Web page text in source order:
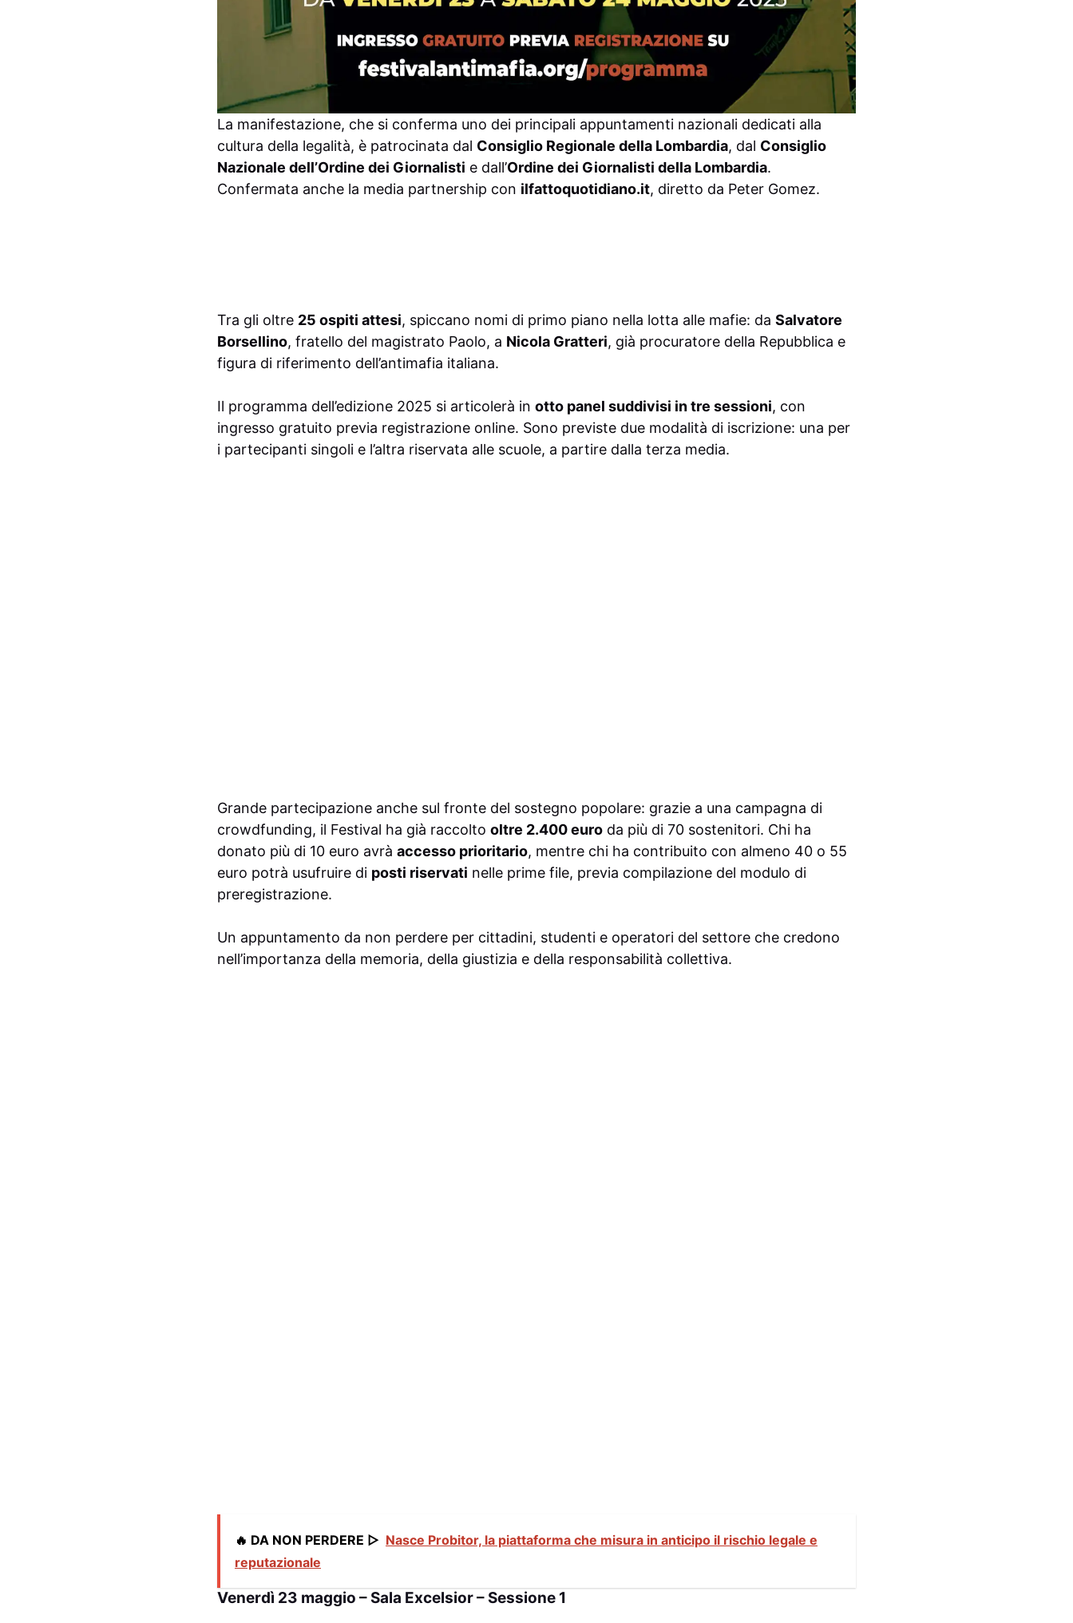
La manifestazione, che si conferma uno dei principali appuntamenti nazionali dedicati alla
cultura della legalità, è patrocinata dal Consiglio Regionale della Lombardia, dal Consiglio
Nazionale dell’Ordine dei Giornalisti e dall’Ordine dei Giornalisti della Lombardia.
Confermata anche la media partnership con ilfattoquotidiano.it, diretto da Peter Gomez.
Tra gli oltre 25 ospiti attesi, spiccano nomi di primo piano nella lotta alle mafie: da Salvatore
Borsellino, fratello del magistrato Paolo, a Nicola Gratteri, già procuratore della Repubblica e
figura di riferimento dell’antimafia italiana.
Il programma dell’edizione 2025 si articolerà in otto panel suddivisi in tre sessioni, con
ingresso gratuito previa registrazione online. Sono previste due modalità di iscrizione: una per
i partecipanti singoli e l’altra riservata alle scuole, a partire dalla terza media.
Grande partecipazione anche sul fronte del sostegno popolare: grazie a una campagna di
crowdfunding, il Festival ha già raccolto oltre 2.400 euro da più di 70 sostenitori. Chi ha
donato più di 10 euro avrà accesso prioritario, mentre chi ha contribuito con almeno 40 o 55
euro potrà usufruire di posti riservati nelle prime file, previa compilazione del modulo di
preregistrazione.
Un appuntamento da non perdere per cittadini, studenti e operatori del settore che credono
nell’importanza della memoria, della giustizia e della responsabilità collettiva.
🔥 DA NON PERDERE ▷ Nasce Probitor, la piattaforma che misura in anticipo il rischio legale e
reputazionale
Venerdì 23 maggio – Sala Excelsior – Sessione 1